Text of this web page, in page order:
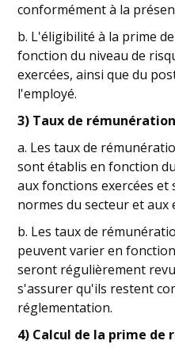
conformément à la
b. L'éligibilité à la prime
fonction du niveau de
exercées, ainsi que du
l'employé.
3) Taux de
a. Les taux de
sont établis en fonction
aux fonctions exercées
normes du secteur et aux
b. Les taux de
peuvent varier en
seront régulièrement
s'assurer qu'ils restent
réglementation.
4) Calcul de la prime de